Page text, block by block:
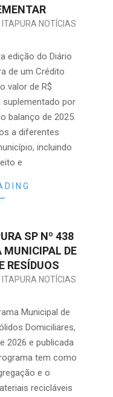
ITAPURA NOTÍCIAS
edição do Diário
de um Crédito
valor de R$
suplementado por
balanço de 2025.
a diferentes
incluindo
e
SP Nº 438
MUNICIPAL DE
RESÍDUOS
ITAPURA NOTÍCIAS
Municipal de
Domiciliares,
2026 e publicada
tem como
e o
recicláveis